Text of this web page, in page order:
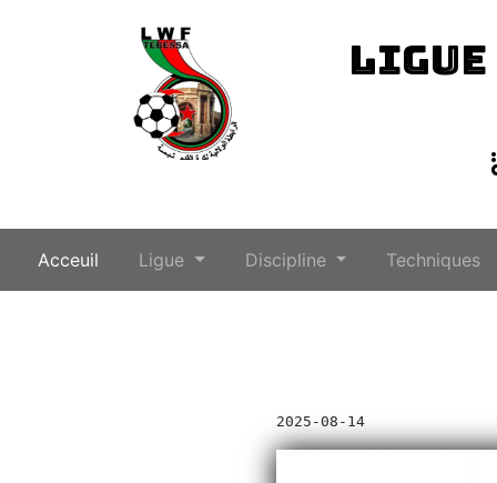
LIGUE
Acceuil (current)
Ligue Discipline Techniques
2025-08-14